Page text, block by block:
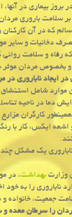
بروز بیماری در
سلامت باروری
که در آن کارکنان
دخانیات و سایر
و سلامت روانی
و بخصوص مردان موثر
ایجاد ناباروری در
موارد شامل
دما در ناحیه
کارگران مزارع
ایکس، کار با
یک مشکل
وزارت بهداشت، در
۴۰ درصد موارد
جمعیت،
را سرطان معده